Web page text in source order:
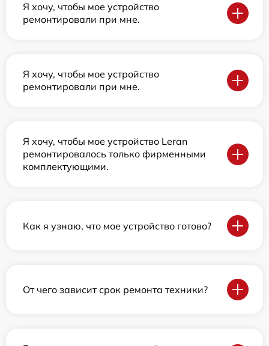
Я хочу, чтобы мое устройство
ремонтировали при мне.
Я хочу, чтобы мое устройство
ремонтировали при мне.
Я хочу, чтобы мое устройство Leran
ремонтировалось только фирменными
комплектующими.
Как я узнаю, что мое устройство готово?
От чего зависит срок ремонта техники?